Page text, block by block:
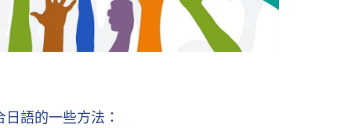
語的一些方法：